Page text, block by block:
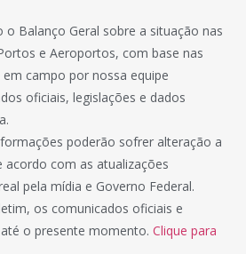
Balanço Geral sobre a situação nas
e Aeroportos, com base nas
campo por nossa equipe
oficiais, legislações e dados
poderão sofrer alteração a
com as atualizações
pela mídia e Governo Federal.
os comunicados oficiais e
o presente momento. Clique para